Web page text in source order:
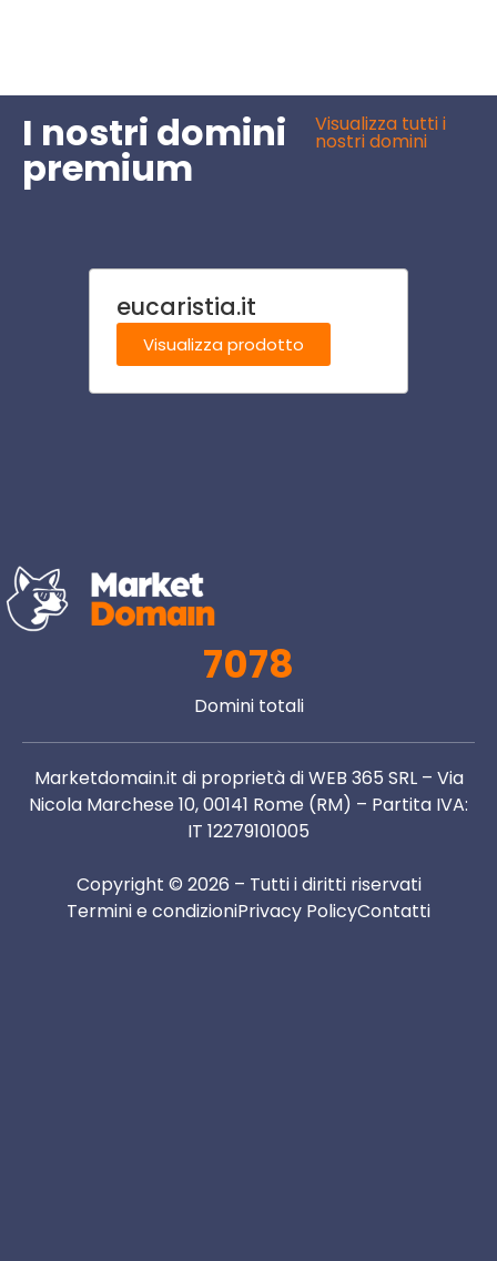
I nostri domini
premium
Visualizza tutti i
nostri domini
eucaristia.it
Visualizza prodotto
7078
Domini totali
Marketdomain.it di proprietà di WEB 365 SRL – Via
Nicola Marchese 10, 00141 Rome (RM) – Partita IVA:
IT 12279101005
Copyright © 2026 – Tutti i diritti riservati
Termini e condizioniPrivacy PolicyContatti